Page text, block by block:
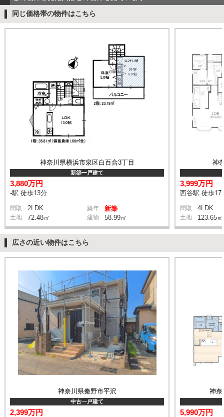
同じ価格帯の物件はこちら
神奈川県横浜市泉区白百合3丁目
新築一戸建て
3,880万円
-駅 徒歩13分
間取 2LDK 築年 新築
土地 72.48㎡ 建物 58.99㎡
神
3,999万円
西谷駅 徒歩17
間取 4LDK
土地 123.65㎡
広さの近い物件はこちら
神奈川県秦野市平沢
中古一戸建て
2,399万円
神奈
5,990万円